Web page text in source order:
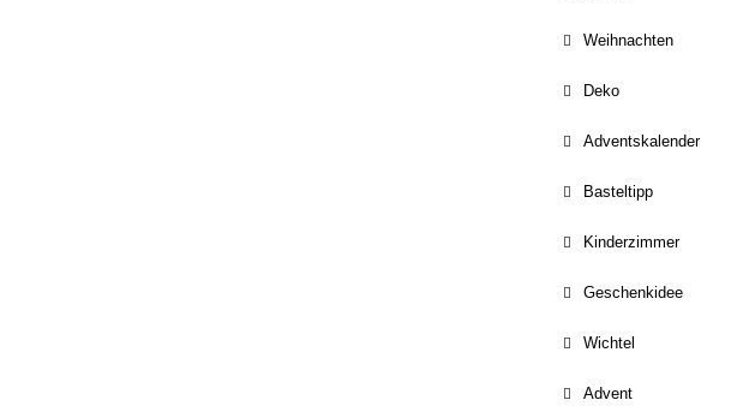
Weihnachten
Deko
Adventskalender
Basteltipp
Kinderzimmer
Geschenkidee
Wichtel
Advent